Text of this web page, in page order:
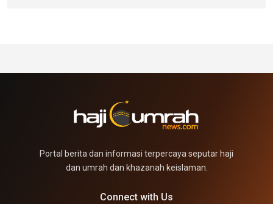
Portal berita dan informasi terpercaya seputar haji
dan umrah dan khazanah keislaman.
Connect with Us